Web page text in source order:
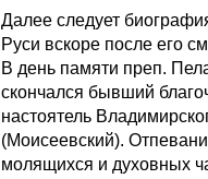
Далее следует
Руси вскоре после его
В день памяти преп.
скончался бывший
настоятель
(Моисеевский).
молящихся и духовных